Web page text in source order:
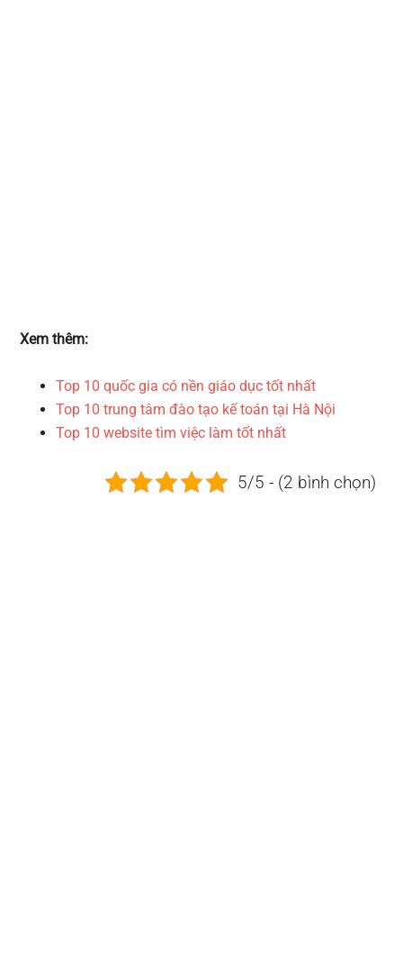
Xem thêm:
Top 10 quốc gia có nền giáo dục tốt nhất
Top 10 trung tâm đào tạo kế toán tại Hà Nội
Top 10 website tìm việc làm tốt nhất
5/5 - (2 bình chọn)